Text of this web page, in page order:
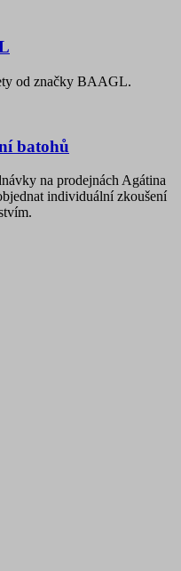
od značky BAAGL.
batohů
na prodejnách Agátina
individuální zkoušení